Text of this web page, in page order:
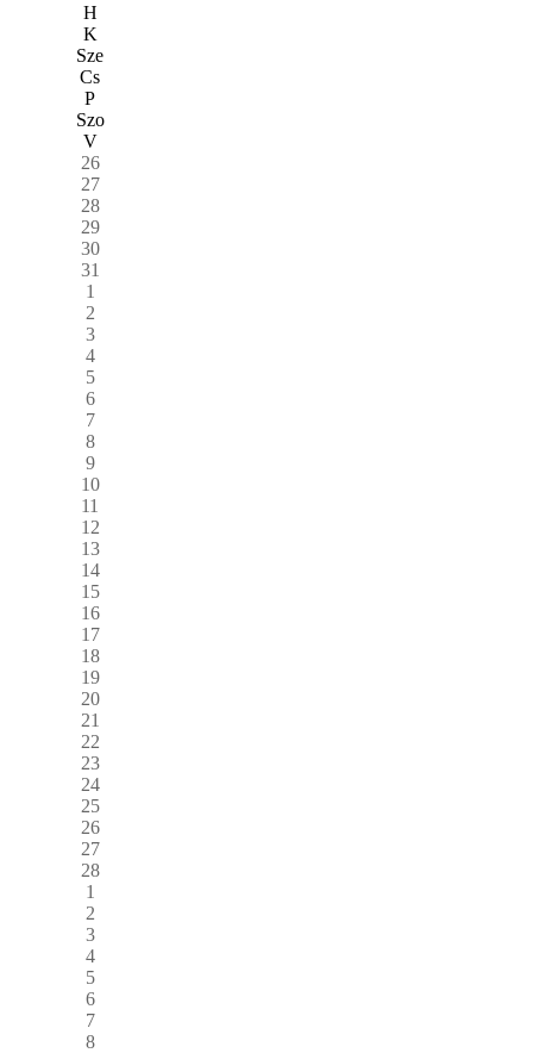
H
K
Sze
Cs
P
Szo
V
26
27
28
29
30
31
1
2
3
4
5
6
7
8
9
10
11
12
13
14
15
16
17
18
19
20
21
22
23
24
25
26
27
28
1
2
3
4
5
6
7
8